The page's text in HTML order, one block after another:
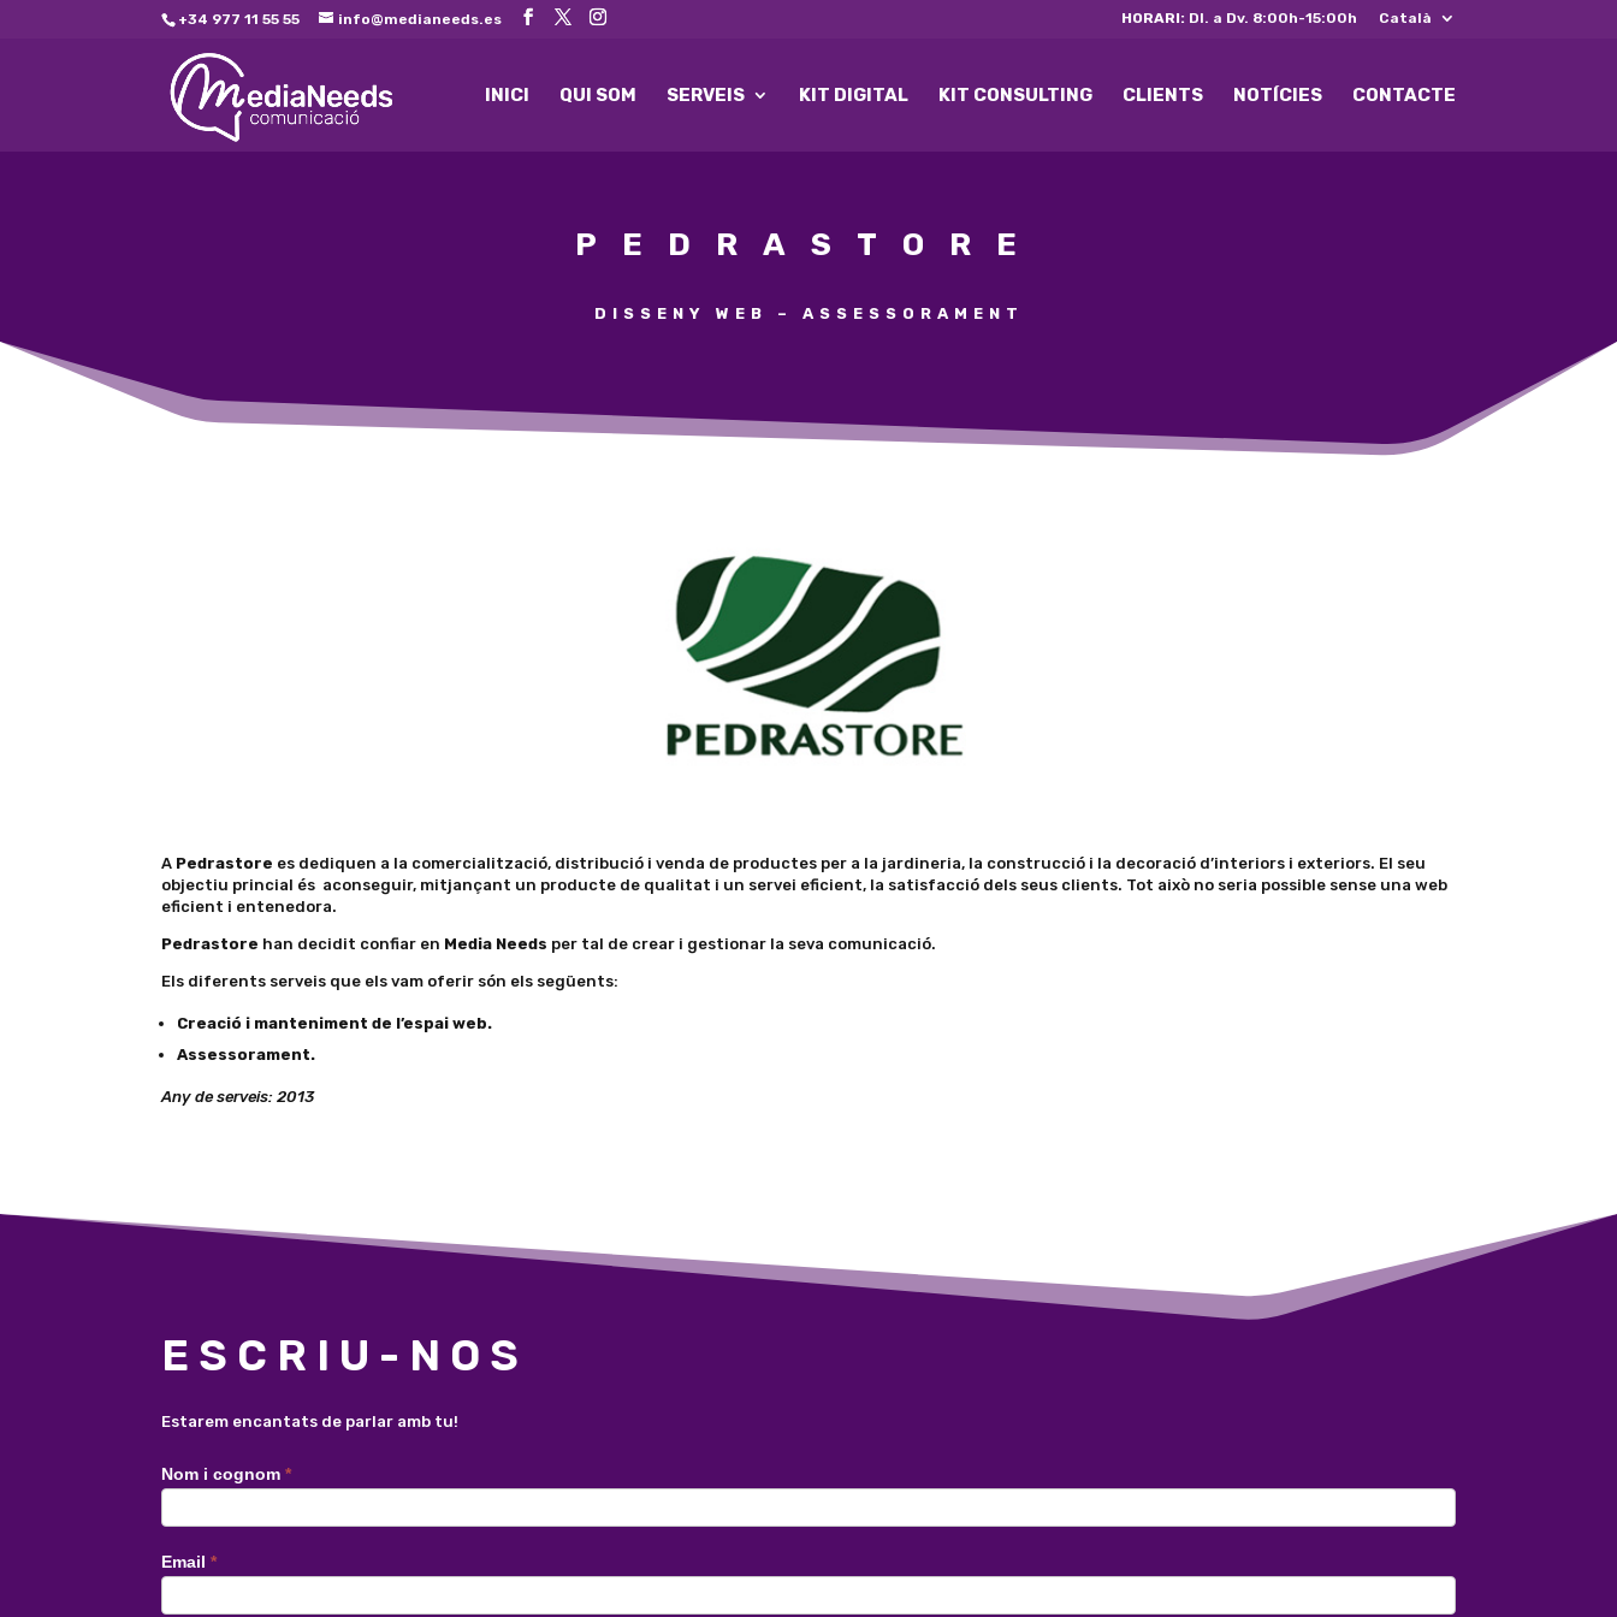
+34 977 11 55 55 info@medianeeds.es HORARI: Dl. a Dv. 8:00h-15:00h Català
INICI QUI SOM SERVEIS KIT DIGITAL KIT CONSULTING CLIENTS NOTÍCIES CONTACTE
PEDRASTORE
DISSENY WEB – ASSESSORAMENT
A Pedrastore es dediquen a la comercialització, distribució i venda de productes per a la jardineria, la construcció i la decoració d’interiors i exteriors. El seu
objectiu princial és aconseguir, mitjançant un producte de qualitat i un servei eficient, la satisfacció dels seus clients. Tot això no seria possible sense una web
eficient i entenedora.
Pedrastore han decidit confiar en Media Needs per tal de crear i gestionar la seva comunicació.
Els diferents serveis que els vam oferir són els següents:
Creació i manteniment de l’espai web.
Assessorament.
Any de serveis: 2013
ESCRIU-NOS
Estarem encantats de parlar amb tu!
Contacte
català
Nom i cognom*
Email*